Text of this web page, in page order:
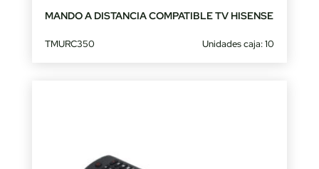
MANDO A DISTANCIA COMPATIBLE TV HISENSE
TMURC350 Unidades caja: 10